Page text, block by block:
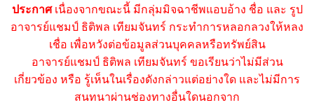
ประกาศเนื่องจากขณะนี้ มีกลุ่มมิจฉาชีพแอบอ้าง ชื่อ และ รูป
อาจารย์แชมป์ ธิติพล เทียมจันทร์ กระทำการหลอกลวงให้หลง
เชื่อ เพื่อหวังต่อข้อมูลส่วนบุคคลหรือทรัพย์สิน
อาจารย์แชมป์ ธิติพล เทียมจันทร์ ขอเรียนว่าไม่มีส่วน
เกี่ยวข้อง หรือ รู้เห็นในเรื่องดังกล่าวแต่อย่างใด และไม่มีการ
สนทนาผ่านช่องทางอื่นใดนอกจาก